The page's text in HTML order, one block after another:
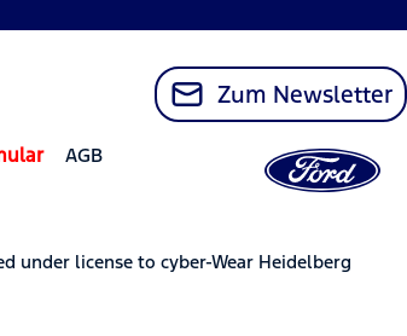
Zum Newsletter
AGB
under license to cyber-Wear Heidelberg